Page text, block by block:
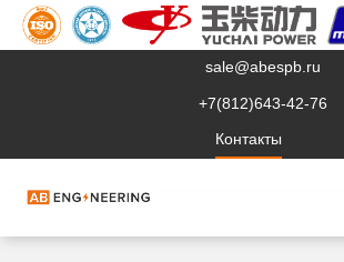
sale@abespb.ru
+7(812)643-42-76
Контакты